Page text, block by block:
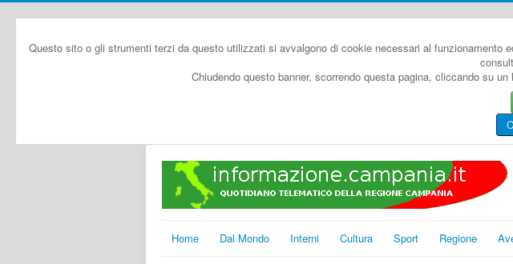
Questo sito o gli strumenti terzi da questo utilizzati si avvalgono di cookie necessari al
Chiudendo questo banner, scorrendo questa pagina, cliccando su
Home Dal Mondo Interni Cultura Sport Regione